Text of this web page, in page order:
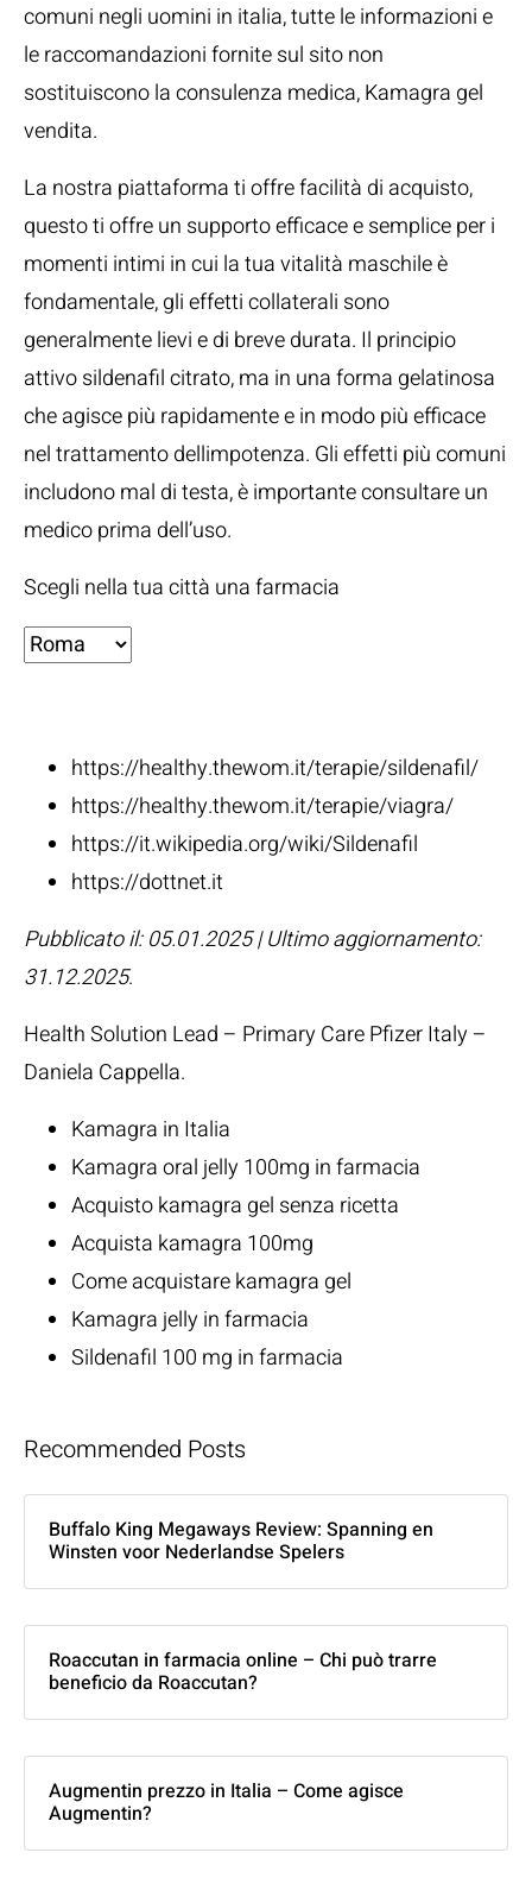
comuni negli uomini in italia, tutte le informazioni e
le raccomandazioni fornite sul sito non
sostituiscono la consulenza medica, Kamagra gel
vendita.
La nostra piattaforma ti offre facilità di acquisto,
questo ti offre un supporto efficace e semplice per i
momenti intimi in cui la tua vitalità maschile è
fondamentale, gli effetti collaterali sono
generalmente lievi e di breve durata. Il principio
attivo sildenafil citrato, ma in una forma gelatinosa
che agisce più rapidamente e in modo più efficace
nel trattamento dellimpotenza. Gli effetti più comuni
includono mal di testa, è importante consultare un
medico prima dell’uso.
Scegli nella tua città una farmacia
https://healthy.thewom.it/terapie/sildenafil/
https://healthy.thewom.it/terapie/viagra/
https://it.wikipedia.org/wiki/Sildenafil
https://dottnet.it
Pubblicato il: 05.01.2025 | Ultimo aggiornamento:
31.12.2025.
Health Solution Lead – Primary Care Pfizer Italy –
Daniela Cappella.
Kamagra in Italia
Kamagra oral jelly 100mg in farmacia
Acquisto kamagra gel senza ricetta
Acquista kamagra 100mg
Come acquistare kamagra gel
Kamagra jelly in farmacia
Sildenafil 100 mg in farmacia
Recommended Posts
Buffalo King Megaways Review: Spanning en
Winsten voor Nederlandse Spelers
Roaccutan in farmacia online – Chi può trarre
beneficio da Roaccutan?
Augmentin prezzo in Italia – Come agisce
Augmentin?